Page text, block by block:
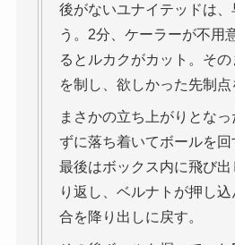
後がないユナイテッドは
う。2分、ケーラーが不用
るとルカクがカット。そ
を制し、欲しかった先制点
まさかの立ち上がりとな
ずに落ち着いてボールを回
最後はボックス内に飛び
り返し、ベルナトが押し
合を降り出しに戻す。